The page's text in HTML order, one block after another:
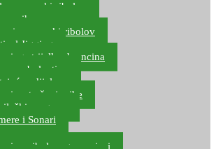
za morski ribolov
prihrana za more
za morski ribolov
Jigging
strijelke, brancina
za bolentino
odijela
za traženje ribe
program
i Sonari
za ribolov, gumenjaci